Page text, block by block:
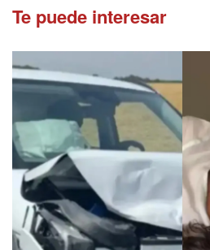
Te puede interesar